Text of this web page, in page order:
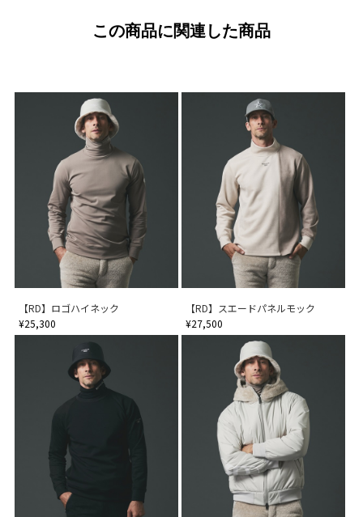
この商品に関連した商品
【RD】ロゴハイネック
¥25,300
【RD】スエードパネルモック
¥27,500